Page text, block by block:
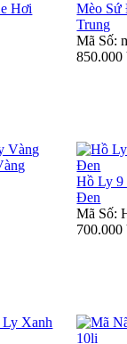
Hơi
Mèo Sứ
Trung
Mã Số:
Hồ Ly 9
Đen
Mã Số: